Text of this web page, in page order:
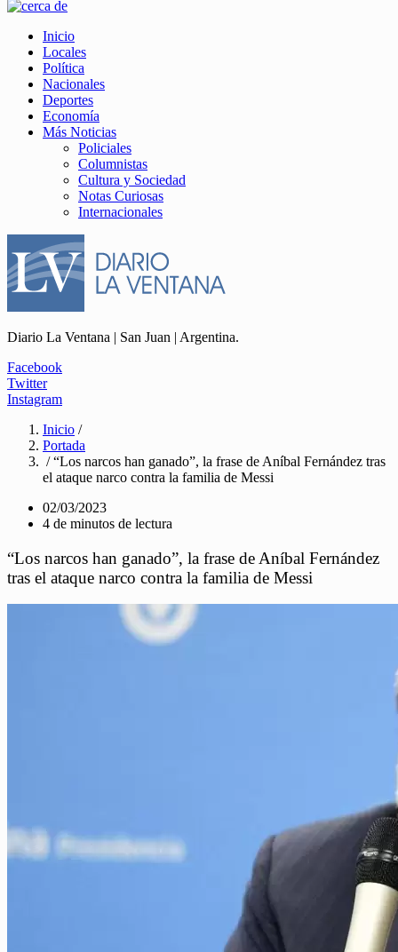
Inicio
Locales
Política
Nacionales
Deportes
Economía
Más Noticias
Policiales
Columnistas
Cultura y Sociedad
Notas Curiosas
Internacionales
Diario La Ventana | San Juan | Argentina.
Facebook
Twitter
Instagram
Inicio /
Portada
/ “Los narcos han ganado”, la frase de Aníbal Fernández tras
el ataque narco contra la familia de Messi
02/03/2023
4 de minutos de lectura
“Los narcos han ganado”, la frase de Aníbal Fernández
tras el ataque narco contra la familia de Messi